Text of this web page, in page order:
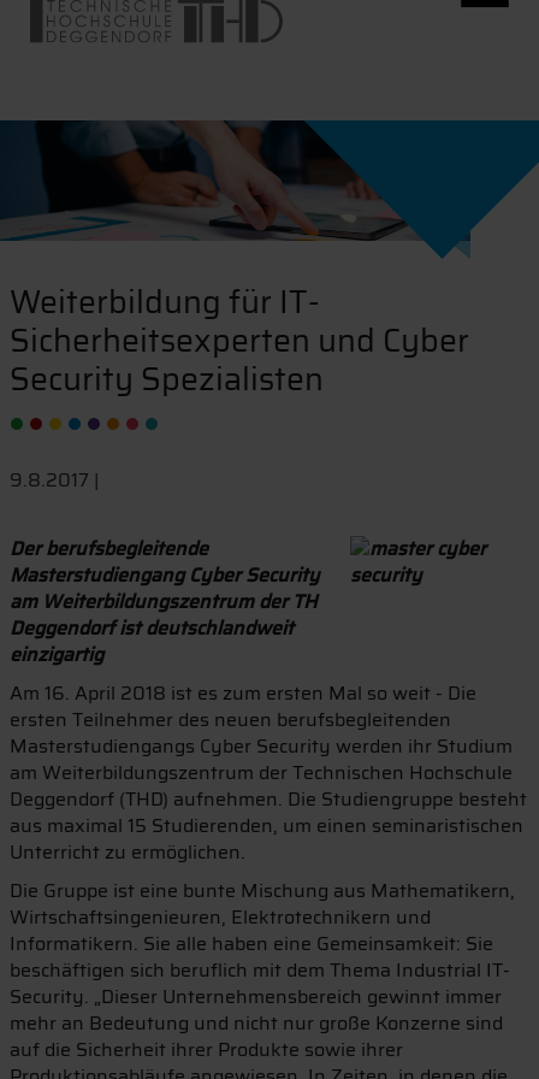
Weiterbildung für IT-
Sicherheitsexperten und Cyber
Security Spezialisten
9.8.2017 |
Der berufsbegleitende
Masterstudiengang Cyber Security
am Weiterbildungszentrum der TH
Deggendorf ist deutschlandweit
einzigartig
Am 16. April 2018 ist es zum ersten Mal so weit - Die
ersten Teilnehmer des neuen berufsbegleitenden
Masterstudiengangs Cyber Security werden ihr Studium
am Weiterbildungszentrum der Technischen Hochschule
Deggendorf (THD) aufnehmen. Die Studiengruppe besteht
aus maximal 15 Studierenden, um einen seminaristischen
Unterricht zu ermöglichen.
Die Gruppe ist eine bunte Mischung aus Mathematikern,
Wirtschaftsingenieuren, Elektrotechnikern und
Informatikern. Sie alle haben eine Gemeinsamkeit: Sie
beschäftigen sich beruflich mit dem Thema Industrial IT-
Security. „Dieser Unternehmensbereich gewinnt immer
mehr an Bedeutung und nicht nur große Konzerne sind
auf die Sicherheit ihrer Produkte sowie ihrer